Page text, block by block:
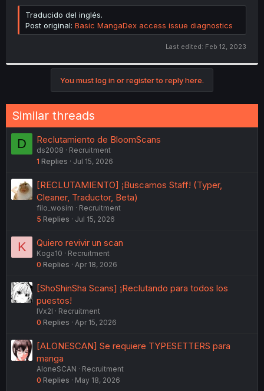
Traducido del inglés.
Post original: Basic MangaDex access issue diagnostics
Last edited: Feb 12, 2023
You must log in or register to reply here.
Similar threads
D Reclutamiento de BloomScans
ds2008
Recruitment
1 Replies Jul 15, 2026
[RECLUTAMIENTO] ¡Buscamos Staff! (Typer,
Cleaner, Traductor, Beta)
filo_wosim
Recruitment
5 Replies Jul 15, 2026
K Quiero revivir un scan
Koga10
Recruitment
0 Replies Apr 18, 2026
[ShoShinSha Scans] ¡Reclutando para todos los
puestos!
lVx2l
Recruitment
0 Replies Apr 15, 2026
[ALONESCAN] Se requiere TYPESETTERS para
manga
AloneSCAN
Recruitment
0 Replies May 18, 2026